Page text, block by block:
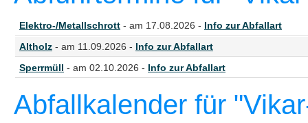
Elektro-/Metallschrott - am 17.08.2026 - Info zur Abfallart
Altholz - am 11.09.2026 - Info zur Abfallart
Sperrmüll - am 02.10.2026 - Info zur Abfallart
Abfallkalender für